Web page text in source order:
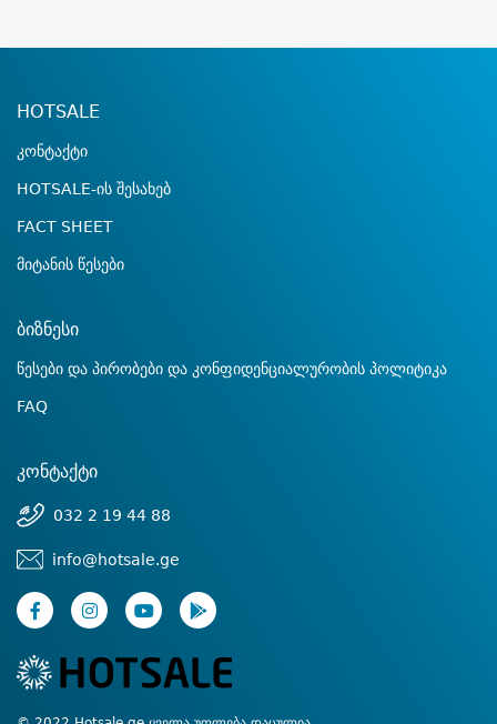
HOTSALE
კონტაქტი
HOTSALE-ის შესახებ
FACT SHEET
მიტანის წესები
ბიზნესი
წესები და პირობები და კონფიდენციალურობის პოლიტიკა
FAQ
კონტაქტი
032 2 19 44 88
info@hotsale.ge